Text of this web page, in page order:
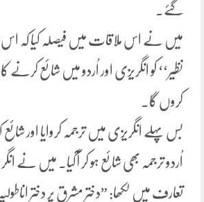
گئے۔
میں نے اس ملاقات میں فیصلہ کیا کہ
نظیر‘‘ کو انگریزی اور اُردو میں شائع کرنے
کروں گا۔
بس پہلے انگریزی میں ترجمہ کروایا اور شائع
اُردو ترجمہ بھی شائع ہو کر آگیا. میں نے
تعارف میں لکھا: ”دخترِ مشرق پر دختر